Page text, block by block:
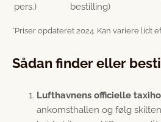
pers.)
bestilling)
*Priser opdateret 2024. Kan variere lidt
Sådan finder eller
Lufthavnens officielle
ankomsthallen og følg